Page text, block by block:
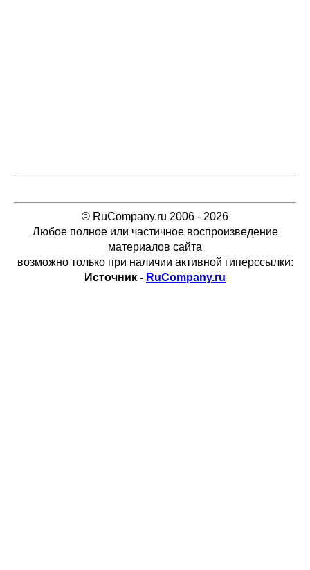
© RuCompany.ru 2006 - 2026
Любое полное или частичное воспроизведение
материалов сайта
возможно только при наличии активной гиперссылки:
Источник - RuCompany.ru